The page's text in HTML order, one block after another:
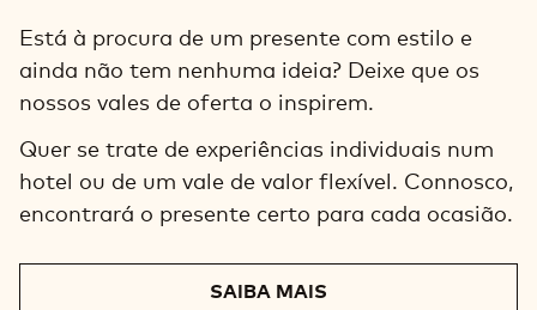
Está à procura de um presente com estilo e
ainda não tem nenhuma ideia? Deixe que os
nossos vales de oferta o inspirem.
Quer se trate de experiências individuais num
hotel ou de um vale de valor flexível. Connosco,
encontrará o presente certo para cada ocasião.
SAIBA MAIS